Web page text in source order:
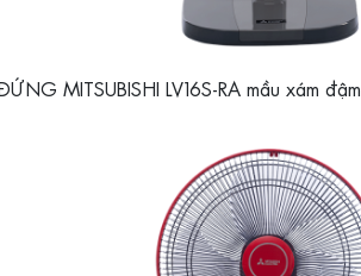
MITSUBISHI LV16S-RA mầu xám đậm